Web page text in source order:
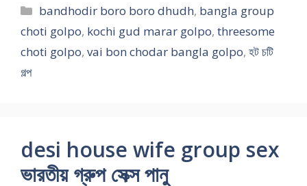
Categories
bandhodir boro boro dhudh, bangla group
choti golpo, kochi gud marar golpo, threesome
choti golpo, vai bon chodar bangla golpo, হট চটি
গল্প
desi house wife group sex
ভারতীয় গ্রুপ সেক্স পানু